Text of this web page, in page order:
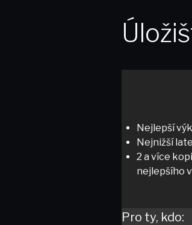
Nejlepší
Nejnižší
2 a více
nejlepšího
Pro ty, kdo: